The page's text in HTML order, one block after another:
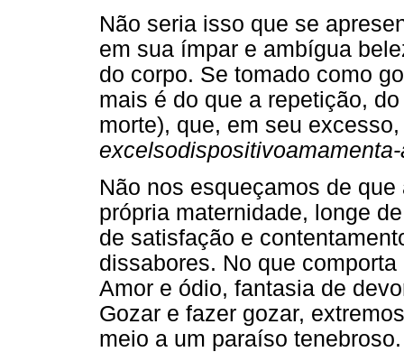
Não seria isso que se
em sua ímpar e ambígua
do corpo. Se tomado como
mais é do que a repetição,
morte), que, em seu
excelsodispositivo
Não nos esqueçamos de
própria maternidade, longe
de satisfação e
dissabores. No que
Amor e ódio, fantasia de
Gozar e fazer gozar,
meio a um paraíso tenebroso.